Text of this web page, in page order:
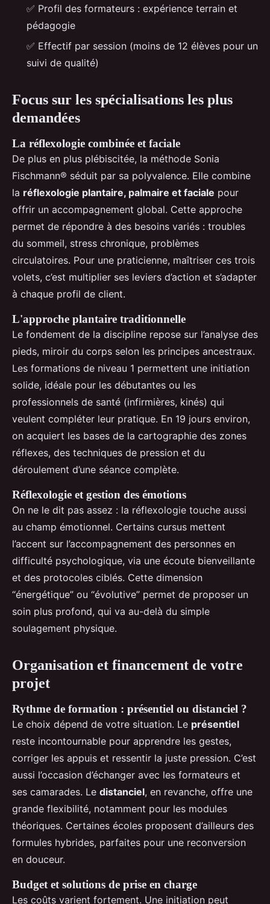
✅ Profil des formateurs : expérience terrain et
pédagogie
✅ Effectif par session (moins de 12 élèves pour un
suivi de qualité)
Focus sur les spécialisations les plus
demandées
La réflexologie combinée et faciale
De plus en plus plébiscitée, la méthode Sonia
Fischmann® séduit par sa polyvalence. Elle combine
la réflexologie plantaire, palmaire et faciale pour
offrir un accompagnement global. Cette approche
permet de répondre à des besoins variés : troubles
du sommeil, stress chronique, problèmes
circulatoires. Pour une praticienne, maîtriser ces trois
volets, c’est multiplier ses leviers d’action et s’adapter
à chaque profil de client.
L'approche plantaire traditionnelle
Le fondement de la discipline repose sur l’analyse des
pieds, miroir du corps selon les principes ancestraux.
Les formations de niveau 1 permettent une initiation
solide, idéale pour les débutantes ou les
professionnels de santé (infirmières, kinés) qui
veulent compléter leur pratique. En 19 jours environ,
on acquiert les bases de la cartographie des zones
réflexes, des techniques de pression et du
déroulement d’une séance complète.
Réflexologie et gestion des émotions
On ne le dit pas assez : la réflexologie touche aussi
au champ émotionnel. Certains cursus mettent
l’accent sur l’accompagnement des personnes en
difficulté psychologique, via une écoute bienveillante
et des protocoles ciblés. Cette dimension
“énergétique” ou “évolutive” permet de proposer un
soin plus profond, qui va au-delà du simple
soulagement physique.
Organisation et financement de votre
projet
Rythme de formation : présentiel ou distanciel ?
Le choix dépend de votre situation. Le présentiel
reste incontournable pour apprendre les gestes,
corriger les appuis et ressentir la juste pression. C’est
aussi l’occasion d’échanger avec les formateurs et
ses camarades. Le distanciel, en revanche, offre une
grande flexibilité, notamment pour les modules
théoriques. Certaines écoles proposent d’ailleurs des
formules hybrides, parfaites pour une reconversion
en douceur.
Budget et solutions de prise en charge
Les coûts varient fortement. Une initiation peut